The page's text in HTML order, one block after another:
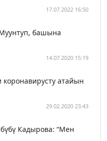
17.07.2022 16:50
башына
14.07.2020 15:19
атайын
29.02.2020 23:43
Кадырова: “Мен